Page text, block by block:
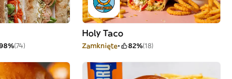
(74)
Holy Taco
Zamknięte 82%(18)